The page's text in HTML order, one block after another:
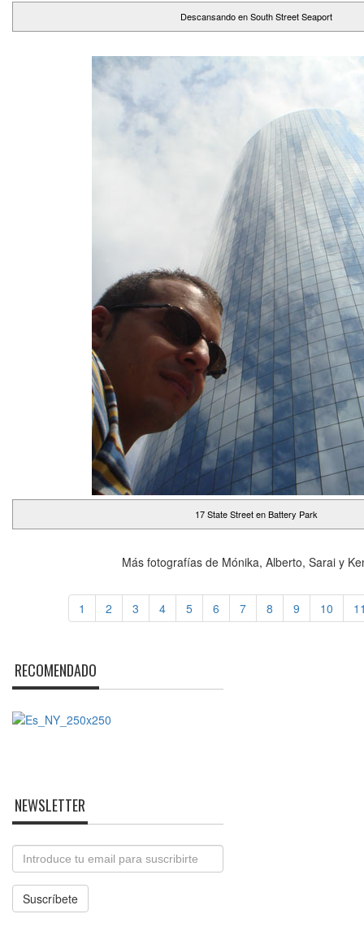
Descansando en South Street Seaport
17 State Street en Battery Park
Más fotografías de Mónika, Alberto, Sarai y
1 2 3 4 5 6 7 8 9 10
RECOMENDADO
NEWSLETTER
Email
Suscríbete